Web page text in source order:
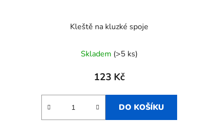
Kleště na kluzké spoje
Skladem (>5 ks)
123 Kč
DO KOŠÍKU